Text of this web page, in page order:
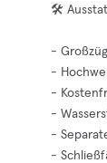
🛠️
-
-
-
-
-
-